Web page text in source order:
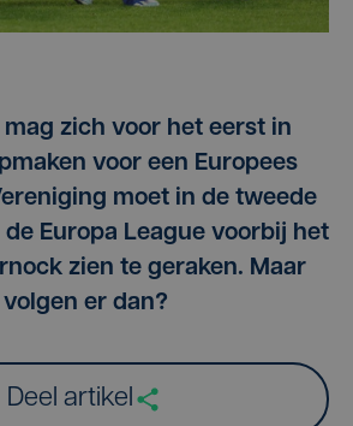
zich voor het eerst in
voor een Europees
moet in de tweede
Europa League voorbij het
zien te geraken. Maar
er dan?
Deel artikel